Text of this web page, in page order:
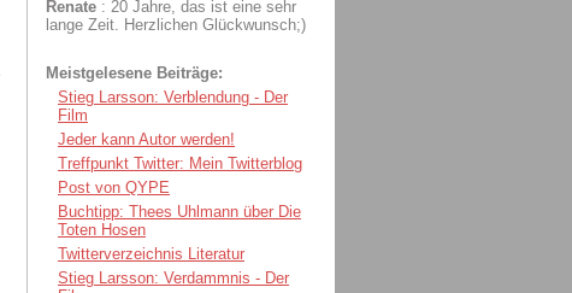
Renate : 20 Jahre, das ist eine sehr
lange Zeit. Herzlichen Glückwunsch;)
Meistgelesene Beiträge:
Stieg Larsson: Verblendung - Der
Film
Jeder kann Autor werden!
Treffpunkt Twitter: Mein Twitterblog
Post von QYPE
Buchtipp: Thees Uhlmann über Die
Toten Hosen
Twitterverzeichnis Literatur
Stieg Larsson: Verdammnis - Der